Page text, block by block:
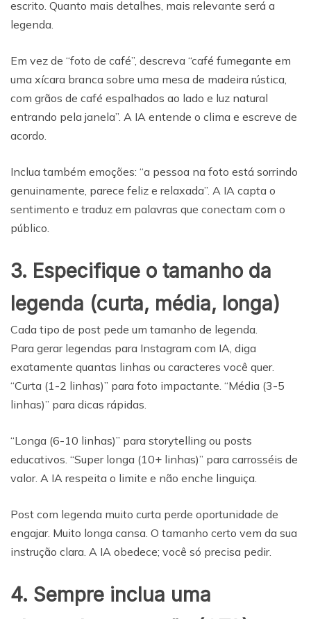
escrito. Quanto mais detalhes, mais relevante será a
legenda.
Em vez de “foto de café”, descreva “café fumegante em
uma xícara branca sobre uma mesa de madeira rústica,
com grãos de café espalhados ao lado e luz natural
entrando pela janela”. A IA entende o clima e escreve de
acordo.
Inclua também emoções: “a pessoa na foto está sorrindo
genuinamente, parece feliz e relaxada”. A IA capta o
sentimento e traduz em palavras que conectam com o
público.
3. Especifique o tamanho da
legenda (curta, média, longa)
Cada tipo de post pede um tamanho de legenda.
Para gerar legendas para Instagram com IA, diga
exatamente quantas linhas ou caracteres você quer.
“Curta (1-2 linhas)” para foto impactante. “Média (3-5
linhas)” para dicas rápidas.
“Longa (6-10 linhas)” para storytelling ou posts
educativos. “Super longa (10+ linhas)” para carrosséis de
valor. A IA respeita o limite e não enche linguiça.
Post com legenda muito curta perde oportunidade de
engajar. Muito longa cansa. O tamanho certo vem da sua
instrução clara. A IA obedece; você só precisa pedir.
4. Sempre inclua uma